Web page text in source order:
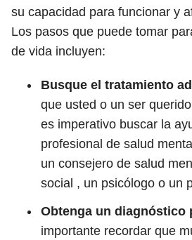
su capacidad para funcionar y
Los pasos que puede tomar
de vida incluyen:
Busque el tratamiento
que usted o un ser
es imperativo buscar la
profesional de salud
un consejero de salud
social , un psicólogo o un
Obtenga un diagnóstico
importante recordar que